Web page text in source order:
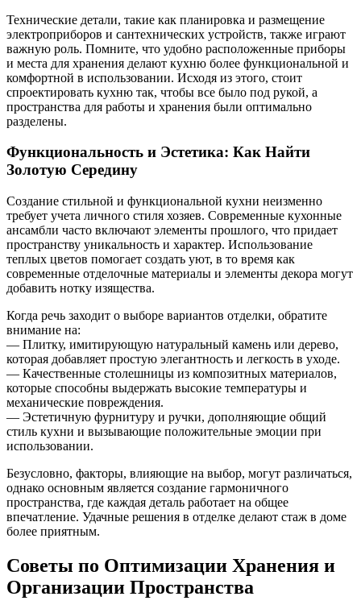
Технические детали, такие как планировка и размещение
электроприборов и сантехнических устройств, также играют
важную роль. Помните, что удобно расположенные приборы
и места для хранения делают кухню более функциональной и
комфортной в использовании. Исходя из этого, стоит
спроектировать кухню так, чтобы все было под рукой, а
пространства для работы и хранения были оптимально
разделены.
Функциональность и Эстетика: Как Найти
Золотую Середину
Создание стильной и функциональной кухни неизменно
требует учета личного стиля хозяев. Современные кухонные
ансамбли часто включают элементы прошлого, что придает
пространству уникальность и характер. Использование
теплых цветов помогает создать уют, в то время как
современные отделочные материалы и элементы декора могут
добавить нотку изящества.
Когда речь заходит о выборе вариантов отделки, обратите
внимание на:
— Плитку, имитирующую натуральный камень или дерево,
которая добавляет простую элегантность и легкость в уходе.
— Качественные столешницы из композитных материалов,
которые способны выдержать высокие температуры и
механические повреждения.
— Эстетичную фурнитуру и ручки, дополняющие общий
стиль кухни и вызывающие положительные эмоции при
использовании.
Безусловно, факторы, влияющие на выбор, могут различаться,
однако основным является создание гармоничного
пространства, где каждая деталь работает на общее
впечатление. Удачные решения в отделке делают стаж в доме
более приятным.
Советы по Оптимизации Хранения и
Организации Пространства